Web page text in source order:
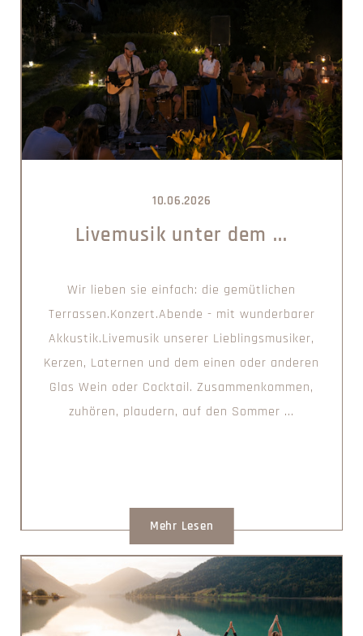
10.06.2026
Livemusik unter dem ...
Wir lieben sie einfach: die gemütlichen
Terrassen.Konzert.Abende - mit wunderbarer
Akkustik.Livemusik unserer Lieblingsmusiker,
Kerzen, Laternen und dem einen oder anderen
Glas Wein oder Cocktail. Zusammenkommen,
zuhören, plaudern, auf den Sommer ...
Mehr Lesen